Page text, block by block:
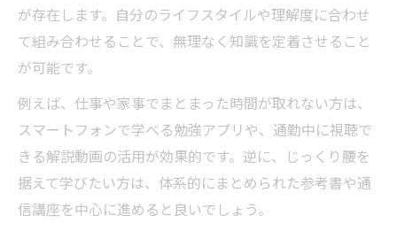
が存在します。自分のライフスタイルや理解度に合わせ
て組み合わせることで、無理なく知識を定着させること
が可能です。
例えば、仕事や家事でまとまった時間が取れない方は、
スマートフォンで学べる勉強アプリや、通勤中に視聴で
きる解説動画の活用が効果的です。逆に、じっくり腰を
据えて学びたい方は、体系的にまとめられた参考書や通
信講座を中心に進めると良いでしょう。